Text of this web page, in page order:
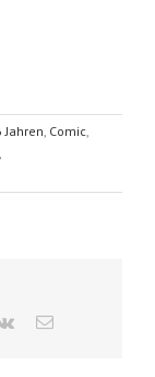
Jahren Comic